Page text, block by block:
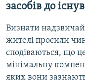
засобів до
Визнати
жителі просили
сподіваються, що
мінімальну
яких вони